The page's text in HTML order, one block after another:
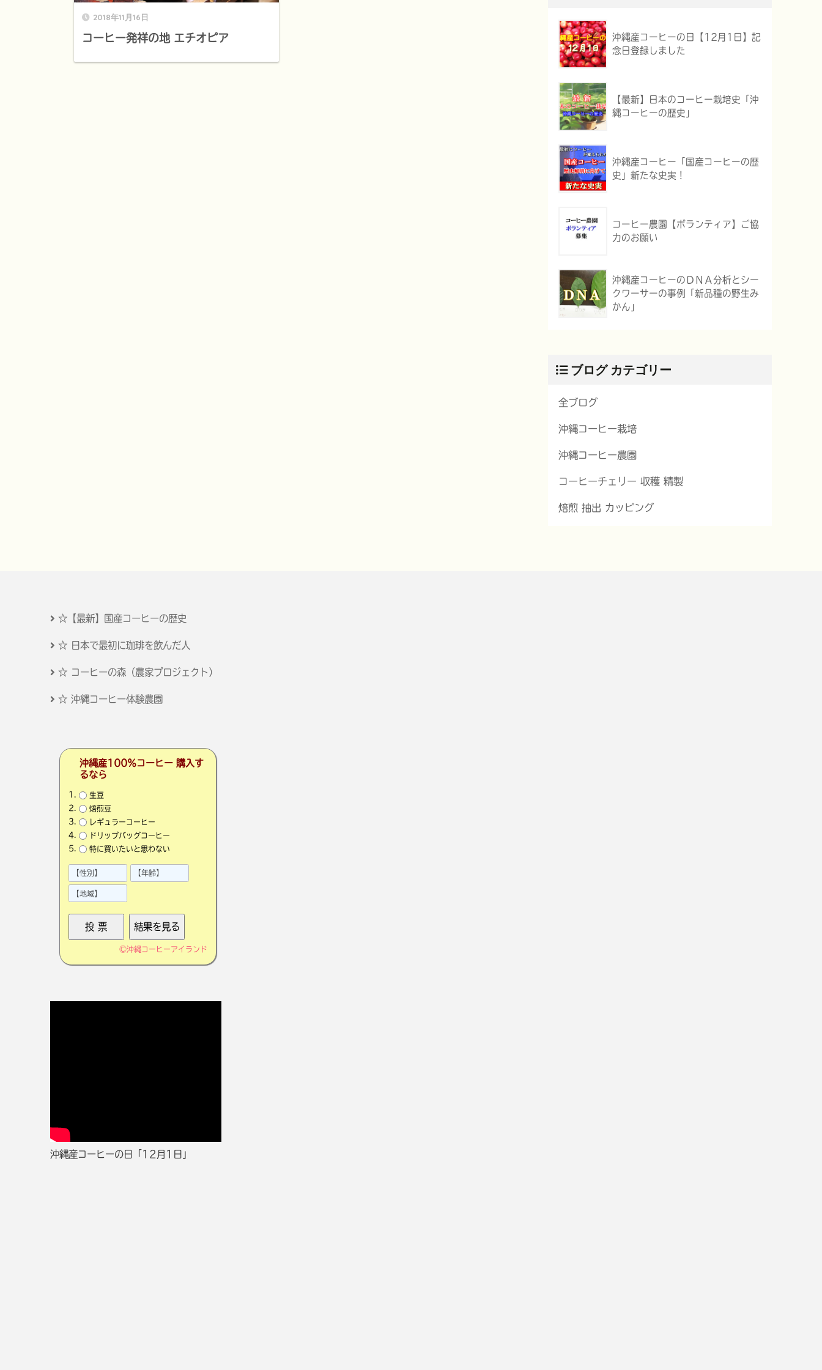
2018年11月16日
コーヒー発祥の地 エチオピア
沖縄産コーヒーの日【12月1日】記
念日登録しました
【最新】日本のコーヒー栽培史「沖
縄コーヒーの歴史」
沖縄産コーヒー「国産コーヒーの歴
史」新たな史実！
コーヒー農園【ボランティア】ご協
力のお願い
沖縄産コーヒーのＤＮＡ分析とシー
クワーサーの事例「新品種の野生み
かん」
ブログ カテゴリー
全ブログ
沖縄コーヒー栽培
沖縄コーヒー農園
コーヒーチェリー 収穫 精製
焙煎 抽出 カッピング
☆【最新】国産コーヒーの歴史
☆ 日本で最初に珈琲を飲んだ人
☆ コーヒーの森（農家プロジェクト）
☆ 沖縄コーヒー体験農園
沖縄産100％コーヒー 購入す
るなら
生豆
焙煎豆
レギュラーコーヒー
ドリップバッグコーヒー
特に買いたいと思わない
©沖縄コーヒーアイランド
沖縄産コーヒーの日「12月1日」